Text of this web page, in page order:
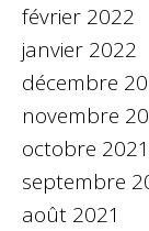
février 2022
janvier 2022
décembre
novembre
octobre 2021
septembre
août 2021